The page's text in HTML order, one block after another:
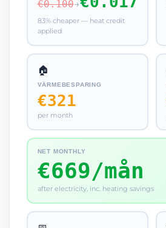
€0.100→
83% cheaper — heat credit
applied
🏠
VÄRMEBESPARING
€321
per month
NET MONTHLY
€669/mån
after electricity, inc. heating savings